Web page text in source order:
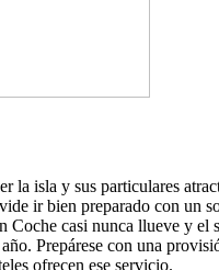
la isla y sus particulares
ir bien preparado con un
Coche casi nunca llueve y el
Prepárese con una
ofrecen ese servicio.